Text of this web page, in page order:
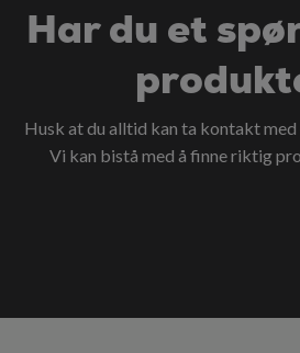
Har du et
Husk at du alltid kan ta kontakt med
Vi kan bistå med å finne riktig